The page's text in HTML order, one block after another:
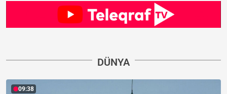
DÜNYA
09:38